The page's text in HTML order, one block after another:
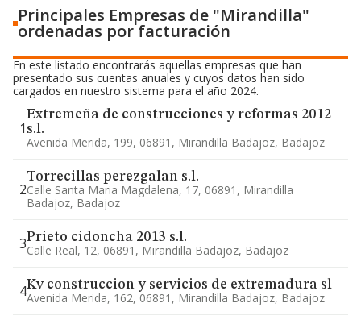
Principales Empresas de "Mirandilla"
ordenadas por facturación
En este listado encontrarás aquellas empresas que han
presentado sus cuentas anuales y cuyos datos han sido
cargados en nuestro sistema para el año 2024.
1
Extremeña de construcciones y reformas 2012
s.l.
Avenida Merida, 199, 06891, Mirandilla Badajoz, Badajoz
2
Torrecillas perezgalan s.l.
Calle Santa Maria Magdalena, 17, 06891, Mirandilla
Badajoz, Badajoz
3Prieto cidoncha 2013 s.l.
Calle Real, 12, 06891, Mirandilla Badajoz, Badajoz
4Kv construccion y servicios de extremadura sl
Avenida Merida, 162, 06891, Mirandilla Badajoz, Badajoz